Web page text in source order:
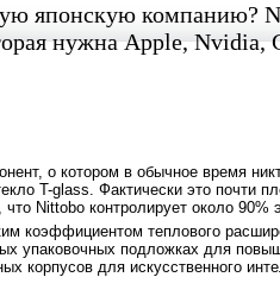
японскую компанию?
нужна Apple, Nvidia,
о котором в обычное время
T-glass. Фактически это почти
Nittobo контролирует около 90%
коэффициентом теплового
упаковочных подложках для
корпусов для искусственного